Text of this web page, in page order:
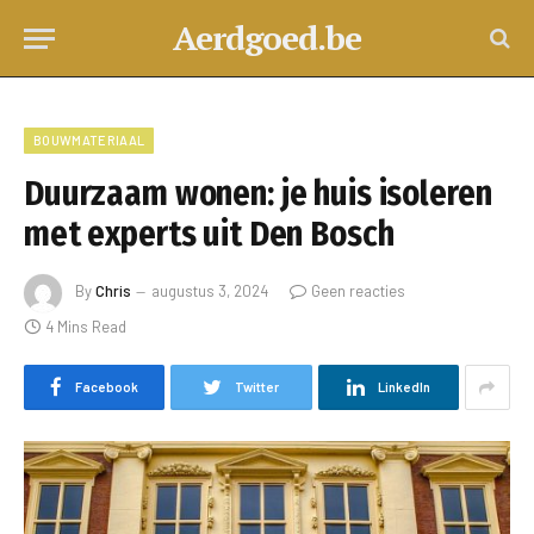
Aerdgoed.be
BOUWMATERIAAL
Duurzaam wonen: je huis isoleren
met experts uit Den Bosch
ByChris augustus 3, 2024
Geen reacties
4 Mins Read
Facebook Twitter LinkedIn